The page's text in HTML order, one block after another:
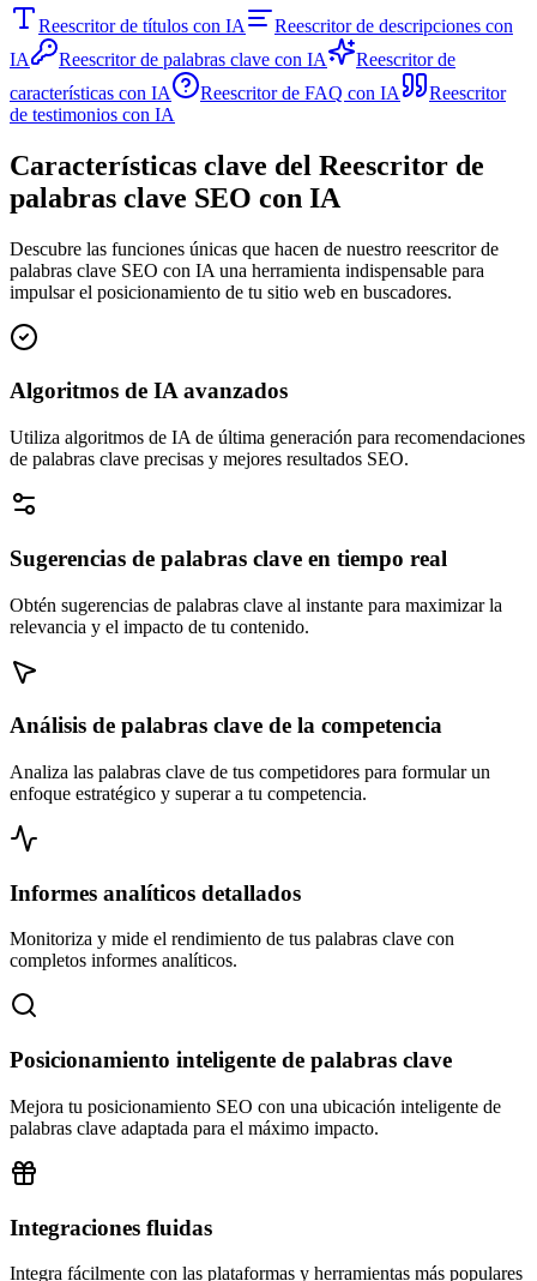
Reescritor de títulos con IA
Reescritor de descripciones con
IA
Reescritor de palabras clave con IA
Reescritor de
características con IA
Reescritor de FAQ con IA
Reescritor
de testimonios con IA
Características clave del Reescritor de
palabras clave SEO con IA
Descubre las funciones únicas que hacen de nuestro reescritor de
palabras clave SEO con IA una herramienta indispensable para
impulsar el posicionamiento de tu sitio web en buscadores.
Algoritmos de IA avanzados
Utiliza algoritmos de IA de última generación para recomendaciones
de palabras clave precisas y mejores resultados SEO.
Sugerencias de palabras clave en tiempo real
Obtén sugerencias de palabras clave al instante para maximizar la
relevancia y el impacto de tu contenido.
Análisis de palabras clave de la competencia
Analiza las palabras clave de tus competidores para formular un
enfoque estratégico y superar a tu competencia.
Informes analíticos detallados
Monitoriza y mide el rendimiento de tus palabras clave con
completos informes analíticos.
Posicionamiento inteligente de palabras clave
Mejora tu posicionamiento SEO con una ubicación inteligente de
palabras clave adaptada para el máximo impacto.
Integraciones fluidas
Integra fácilmente con las plataformas y herramientas más populares